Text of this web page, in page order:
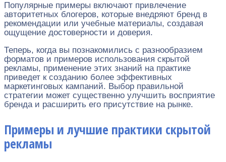
Популярные примеры включают привлечение
авторитетных блогеров, которые внедряют бренд в
рекомендации или учебные материалы, создавая
ощущение достоверности и доверия.
Теперь, когда вы познакомились с разнообразием
форматов и примеров использования скрытой
рекламы, применение этих знаний на практике
приведет к созданию более эффективных
маркетинговых кампаний. Выбор правильной
стратегии может существенно улучшить восприятие
бренда и расширить его присутствие на рынке.
Примеры и лучшие практики скрытой
рекламы